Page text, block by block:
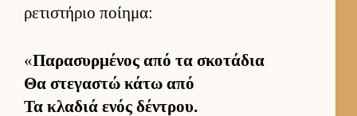
ρετιστήριο ποί­ημα:
«Παρασυρ­μένος από τα σκοτάδια
Θα στεγαστώ κάτω από
Τα κλαδιά ενός δέντρου.